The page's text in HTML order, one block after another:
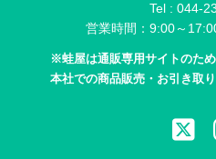
Tel : 044-
営業時間：9:00～
※蛙屋は通販専用サイトのた
本社での商品販売・お引き取